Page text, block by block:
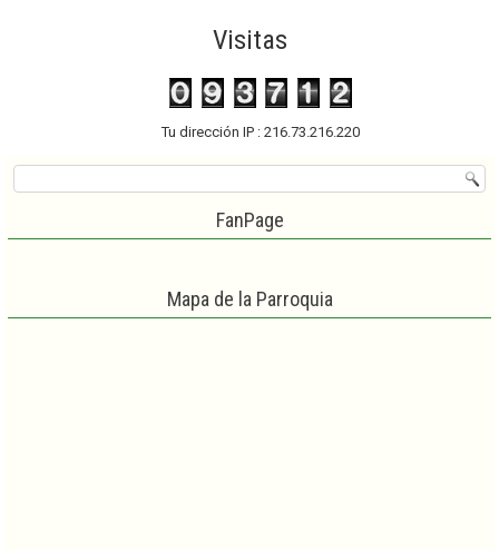
Visitas
Tu dirección IP : 216.73.216.220
FanPage
Mapa de la Parroquia